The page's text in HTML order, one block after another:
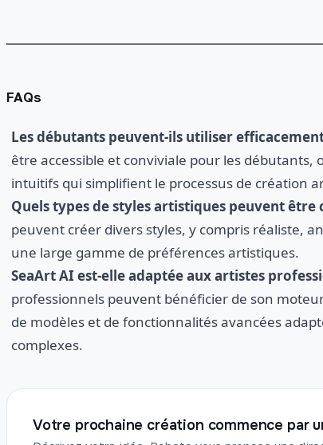
FAQs
Les débutants peuvent-ils utiliser
être accessible et conviviale pour les
intuitifs qui simplifient le processus de création
Quels types de styles artistiques peuvent être
peuvent créer divers styles, y compris réaliste,
une large gamme de préférences artistiques.
SeaArt AI est-elle adaptée aux artistes
professionnels peuvent bénéficier de son
de modèles et de fonctionnalités avancées
complexes.
Votre prochaine création commence par